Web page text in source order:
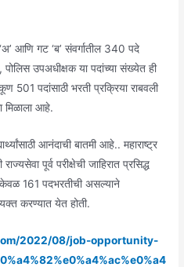
आणि गट ‘ब’ संवर्गातील 340 पदे
उपअधीक्षक या पदांच्या संख्येत ही
पदांसाठी भरती प्रक्रिया राबवली
मिळाला आहे.
आनंदाची बातमी आहे.. महाराष्ट्र
पूर्व परीक्षेची जाहिरात प्रसिद्ध
केवळ 161 पदभरतीची असल्याने
करण्यात येत होती.
2022/08/job-opportunity-